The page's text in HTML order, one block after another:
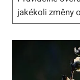
jakékoli změny